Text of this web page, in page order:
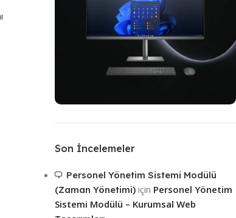
Tasarımları
Siteleri
Mağaza
Son İncelemeler
Personel Yönetim Sistemi Modülü
(Zaman Yönetimi)için Personel Yönetim
Sistemi Modülü – Kurumsal Web